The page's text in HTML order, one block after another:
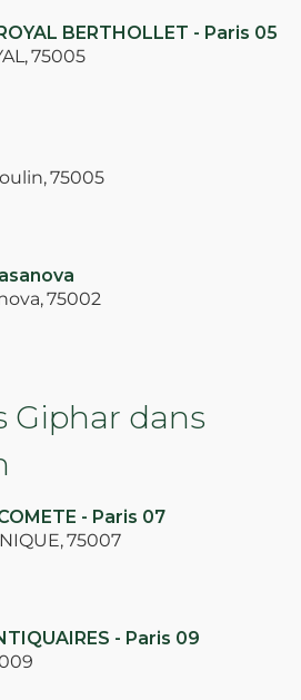
BERTHOLLET - Paris 05
75005
75005
75002
Giphar dans
- Paris 07
75007
- Paris 09